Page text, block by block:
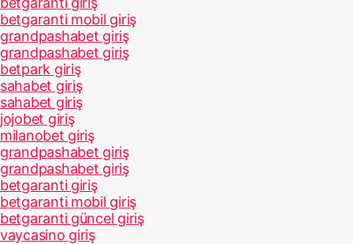
betgaranti mobil giriş
grandpashabet giriş
grandpashabet giriş
betpark giriş
sahabet giriş
sahabet giriş
jojobet giriş
milanobet giriş
grandpashabet giriş
grandpashabet giriş
betgaranti giriş
betgaranti mobil giriş
betgaranti güncel giriş
vaycasino giriş